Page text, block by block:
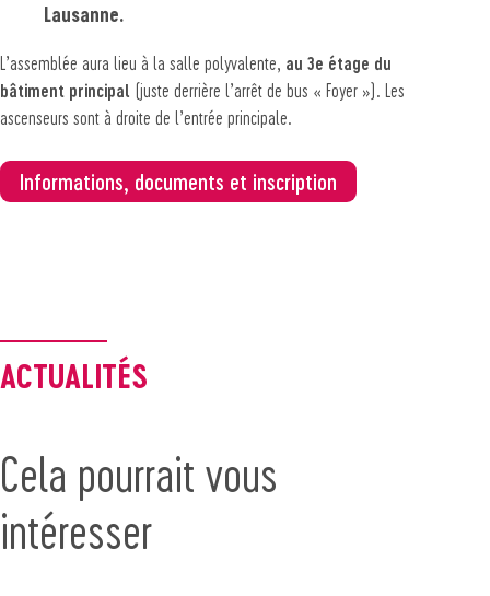
Lausanne.
L’assemblée aura lieu à la salle polyvalente, au 3e étage du
bâtiment principal (juste derrière l’arrêt de bus « Foyer »). Les
ascenseurs sont à droite de l’entrée principale.
Informations, documents et inscription
ACTUALITÉS
Cela pourrait vous
intéresser